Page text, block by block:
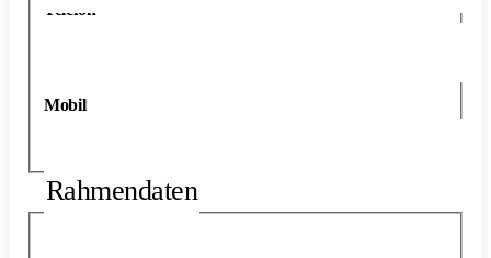
Telefon
Mobil
Rahmendaten